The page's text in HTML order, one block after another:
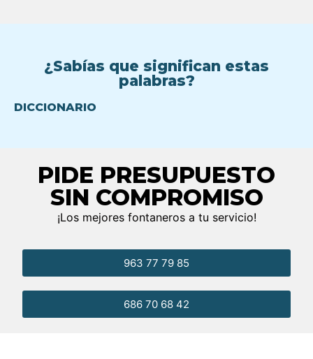
¿Sabías que significan estas
palabras?
DICCIONARIO
PIDE PRESUPUESTO
SIN COMPROMISO
¡Los mejores fontaneros a tu servicio!
686 70 68 42
963 77 79 85